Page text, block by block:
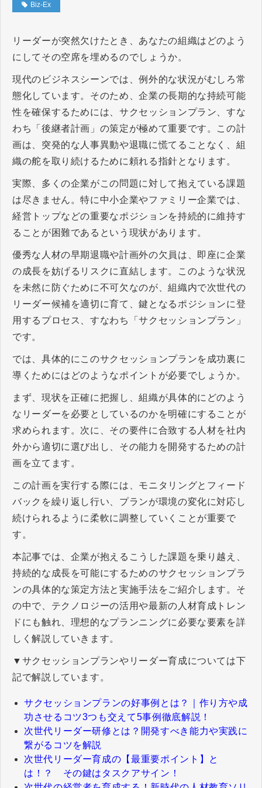
Biz-Ex
リーダーが突然欠けたとき、あなたの組織はどのよう
にしてその空席を埋めるのでしょうか。
現代のビジネスシーンでは、例外的な状況がむしろ常
態化しています。そのため、企業の長期的な持続可能
性を確保するためには、サクセッションプラン、すな
わち「後継者計画」の策定が極めて重要です。この計
画は、突発的な人事異動や退職に慌てることなく、組
織の舵を取り続けるために頼れる指針となります。
実際、多くの企業がこの問題に対して抱えている課題
は尽きません。特に中小企業やファミリー企業では、
経営トップなどの重要なポジションを持続的に維持す
ることが困難であるという現状があります。
優秀な人材の早期退職や計画外の欠員は、即座に企業
の成長を妨げるリスクに直結します。このような状況
を未然に防ぐために不可欠なのが、組織内で次世代の
リーダー候補を適切に育て、鍵となるポジションに登
用するプロセス、すなわち「サクセッションプラン」
です。
では、具体的にこのサクセッションプランを成功裏に
導くためにはどのようなポイントが必要でしょうか。
まず、現状を正確に把握し、組織が具体的にどのよう
なリーダーを必要としているのかを明確にすることが
求められます。次に、その要件に合致する人材を社内
外から適切に選び出し、その能力を開発するための計
画を立てます。
この計画を実行する際には、モニタリングとフィード
バックを繰り返し行い、プランが環境の変化に対応し
続けられるように柔軟に調整していくことが重要で
す。
本記事では、企業が抱えるこうした課題を乗り越え、
持続的な成長を可能にするためのサクセッションプラ
ンの具体的な策定方法と実施手法をご紹介します。そ
の中で、テクノロジーの活用や最新の人材育成トレン
ドにも触れ、理想的なプランニングに必要な要素を詳
しく解説していきます。
▼サクセッションプランやリーダー育成については下
記で解説しています。
サクセッションプランの好事例とは？｜作り方や成
功させるコツ3つも交えて5事例徹底解説！
次世代リーダー研修とは？開発すべき能力や実践に
繋がるコツを解説
次世代リーダー育成の【最重要ポイント】と
は！？ その鍵はタスクアサイン！